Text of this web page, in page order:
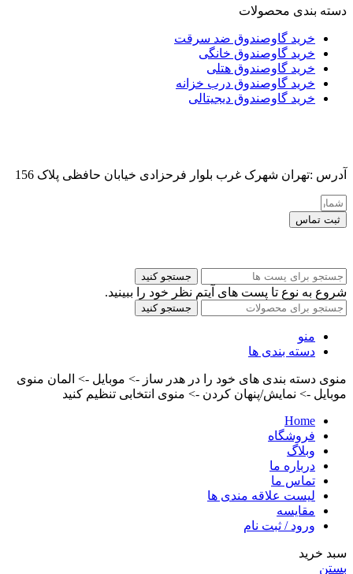
دسته بندی محصولات
خرید گاوصندوق ضد سرقت
خرید گاوصندوق خانگی
خرید گاوصندوق هتلی
خرید گاوصندوق درب خزانه
خرید گاوصندوق دیجیتالی
آدرس :تهران شهرک غرب بلوار فرحزادی خیابان حافظی پلاک 156
ثبت تماس
جستجو کنید
شروع به نوع تا پست های آیتم نظر خود را ببینید.
جستجو کنید
منو
دسته بندی ها
منوی دسته بندی های خود را در هدر ساز -> موبایل -> المان منوی
موبایل -> نمایش/پنهان کردن -> منوی انتخابی تنظیم کنید
Home
فروشگاه
وبلاگ
درباره ما
تماس ما
لیست علاقه مندی ها
مقایسه
ورود / ثبت نام
سبد خرید
بستن